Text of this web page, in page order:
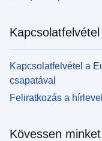
Kapcsolatfelvétel
Kapcsolatfelvétel a
csapatával
Feliratkozás a
Kövessen